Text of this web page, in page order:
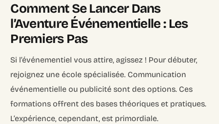
Comment Se Lancer Dans
l’Aventure Événementielle : Les
Premiers Pas
Si l’événementiel vous attire, agissez ! Pour débuter,
rejoignez une école spécialisée. Communication
événementielle ou publicité sont des options. Ces
formations offrent des bases théoriques et pratiques.
L’expérience, cependant, est primordiale.